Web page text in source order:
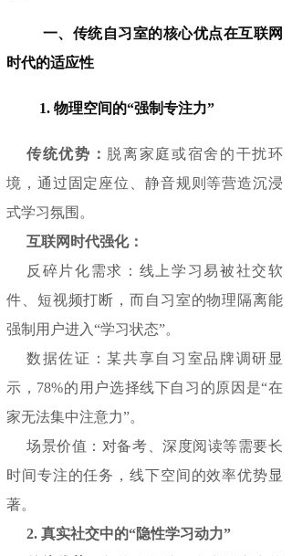
一、传统自习室的核心优点在互联网
时代的适应性
1. 物理空间的“强制专注力”
传统优势： 脱离家庭或宿舍的干扰环
境，通过固定座位、静音规则等营造沉浸
式学习氛围。
互联网时代强化：
反碎片化需求：线上学习易被社交软
件、短视频打断，而自习室的物理隔离能
强制用户进入“学习状态”。
数据佐证：某共享自习室品牌调研显
示，78%的用户选择线下自习的原因是“在
家无法集中注意力”。
场景价值：对备考、深度阅读等需要长
时间专注的任务，线下空间的效率优势显
著。
2. 真实社交中的“隐性学习动力”